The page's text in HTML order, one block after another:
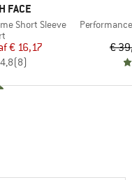
FACE
Short Sleeve
prijs
€ 16,17
4,8(8)
Artikel
€